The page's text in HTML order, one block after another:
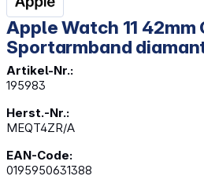
Apple Watch 11 42mm
Sportarmband
Artikel-Nr.:
195983
Herst.-Nr.:
MEQT4ZR/A
EAN-Code:
0195950631388